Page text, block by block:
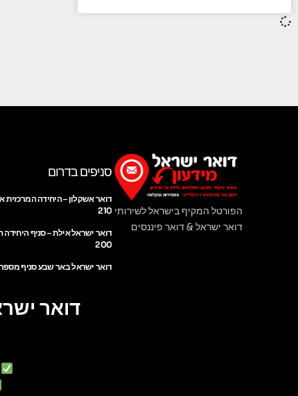
הפורטל המקיף בישראל לשירותי
דואר ישראל & דואר פיננסים
סניפים בדרום
דואר אשקלון – היחידה המרכזית
210
דואר ישראל אילת – סניף
200
דואר ישראל באר שבע סניף מספר
דואר